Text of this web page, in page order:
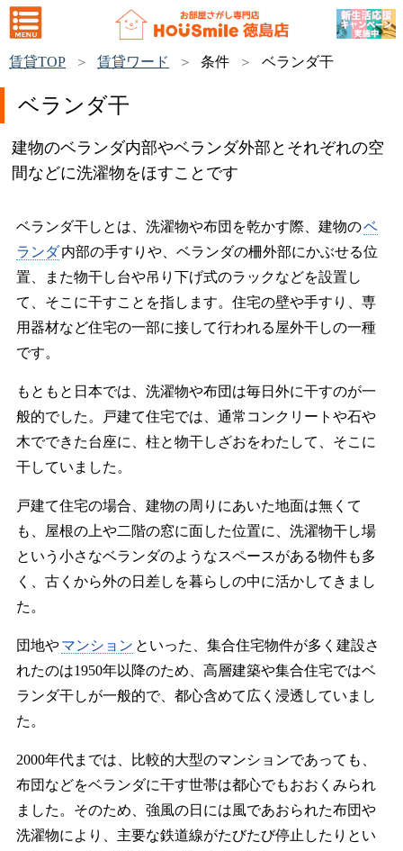
賃貸TOP 賃貸ワード 条件 ベランダ干
ベランダ干
建物のベランダ内部やベランダ外部とそれぞれの空
間などに洗濯物をほすことです
ベランダ干しとは、洗濯物や布団を乾かす際、建物のベ
ランダ内部の手すりや、ベランダの柵外部にかぶせる位
置、また物干し台や吊り下げ式のラックなどを設置し
て、そこに干すことを指します。住宅の壁や手すり、専
用器材など住宅の一部に接して行われる屋外干しの一種
です。
もともと日本では、洗濯物や布団は毎日外に干すのが一
般的でした。戸建て住宅では、通常コンクリートや石や
木でできた台座に、柱と物干しざおをわたして、そこに
干していました。
戸建て住宅の場合、建物の周りにあいた地面は無くて
も、屋根の上や二階の窓に面した位置に、洗濯物干し場
という小さなベランダのようなスペースがある物件も多
く、古くから外の日差しを暮らしの中に活かしてきまし
た。
団地やマンション といった、集合住宅物件が多く建設さ
れたのは1950年以降のため、高層建築や集合住宅ではベ
ランダ干しが一般的で、都心含めて広く浸透していまし
た。
2000年代までは、比較的大型のマンションであっても、
布団などをベランダに干す世帯は都心でもおおくみられ
ました。そのため、強風の日には風であおられた布団や
洗濯物により、主要な鉄道線がたびたび停止したりとい